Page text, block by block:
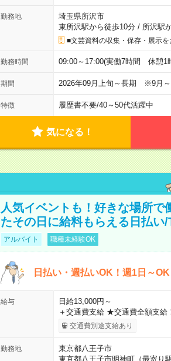
勤務地
埼玉県所沢市
東所沢駅から徒歩10分/ 所沢駅
■文芸資料の収集・保存・展示
勤務時間 09:00～17:00(実働7時間 休憩1
期間 2026年09月上旬～長期 ※9月～
特徴 履歴書不要/40～50代活躍中
気になる！
人気イベントも！好きな場所
たその日に給料もらえる日払い/
アルバイト 職種未経験OK
日払い・週払いOK！週1日～
給与
日給13,000円～
＋交通費支給 ★交通費全額支
交通費別途支給あり
勤務地
東京都八王子市
東京都八王子市明神町（最寄り